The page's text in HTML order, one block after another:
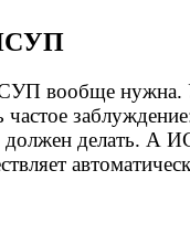
вообще нужна.
частое
должен делать. А